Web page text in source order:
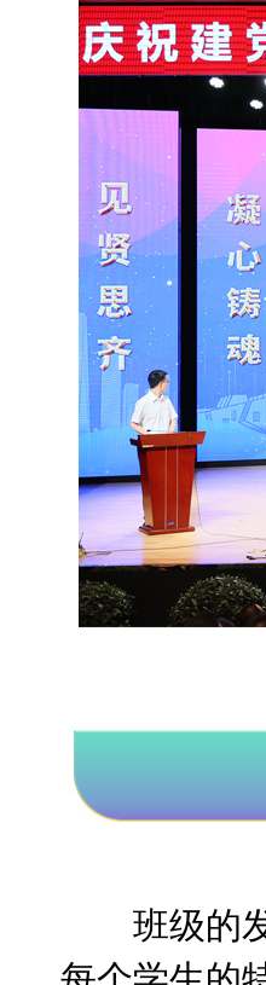
班级的